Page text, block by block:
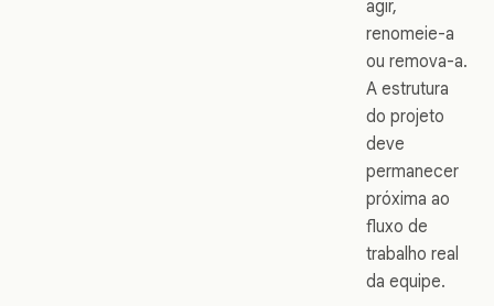
agir,
renomeie-a
ou remova-a.
A estrutura
do projeto
deve
permanecer
próxima ao
fluxo de
trabalho real
da equipe.